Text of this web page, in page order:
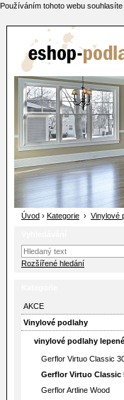
Používáním tohoto webu
Úvod › Kategorie › Vinylové
Rozšířené hledání
AKCE
Vinylové podlahy
vinylové podlahy lepené
Gerflor Virtuo Classic
Gerflor Virtuo Classic
Gerflor Artline Wood